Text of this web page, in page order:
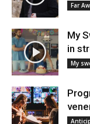
Far
My
in
My